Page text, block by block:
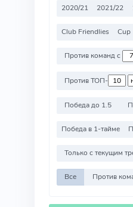
2020/21 2021/22
Club Friendlies Cup
Против команд с
Против ТОП-
Победа до 1.5
Победа в 1-тайме
Только с текущим
Все